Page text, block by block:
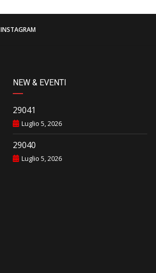
INSTAGRAM
NEW & EVENTI
29041
Luglio 5, 2026
29040
Luglio 5, 2026